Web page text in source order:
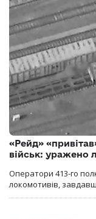
«Рейд»
військ: уражено
Оператори 413-го
локомотивів,